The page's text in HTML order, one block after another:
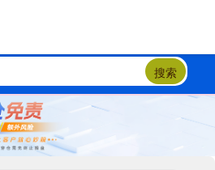
搜索